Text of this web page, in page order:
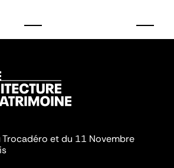
Trocadéro et du 11 Novembre